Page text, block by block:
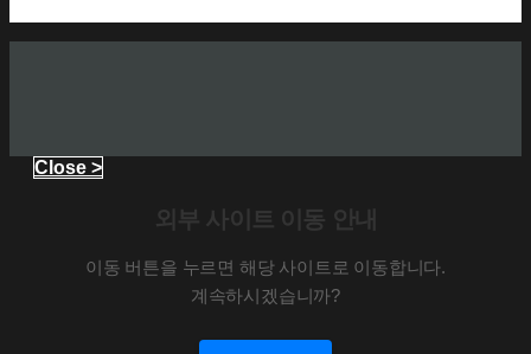
Close >
외부 사이트 이동 안내
이동 버튼을 누르면 해당 사이트로 이동합니다.
계속하시겠습니까?